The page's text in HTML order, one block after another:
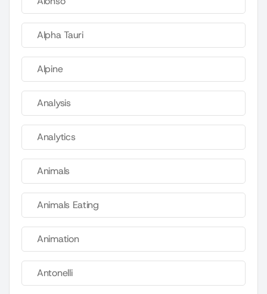
Alpha Tauri
Alpine
Analysis
Analytics
Animals
Animals Eating
Animation
Antonelli